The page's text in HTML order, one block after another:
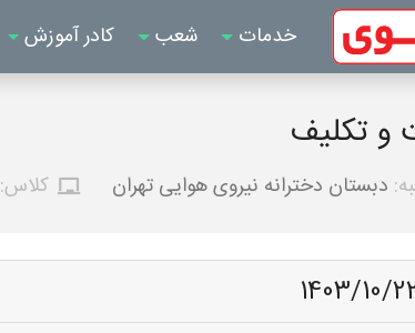
خدمات شعب کادر آموزش
و تکلیف
دبستان دخترانه نیروی هوایی تهران کلاس:
1403/10/